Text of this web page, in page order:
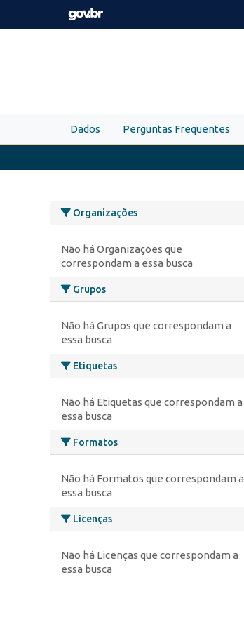
Skip to main content
Dados Perguntas Frequentes
Organizações
Não há Organizações que
correspondam a essa busca
Grupos
Não há Grupos que correspondam a
essa busca
Etiquetas
Não há Etiquetas que correspondam a
essa busca
Formatos
Não há Formatos que correspondam a
essa busca
Licenças
Não há Licenças que correspondam a
essa busca